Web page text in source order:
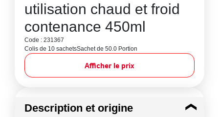
utilisation chaud et froid
contenance 450ml
Code : 231367
Colis de 10 sachetsSachet de 50.0 Portion
Afficher le prix
Description et origine